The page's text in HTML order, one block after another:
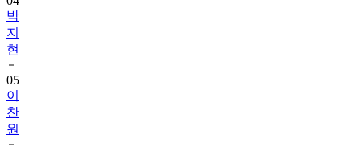
박
지
현
05
이
찬
원